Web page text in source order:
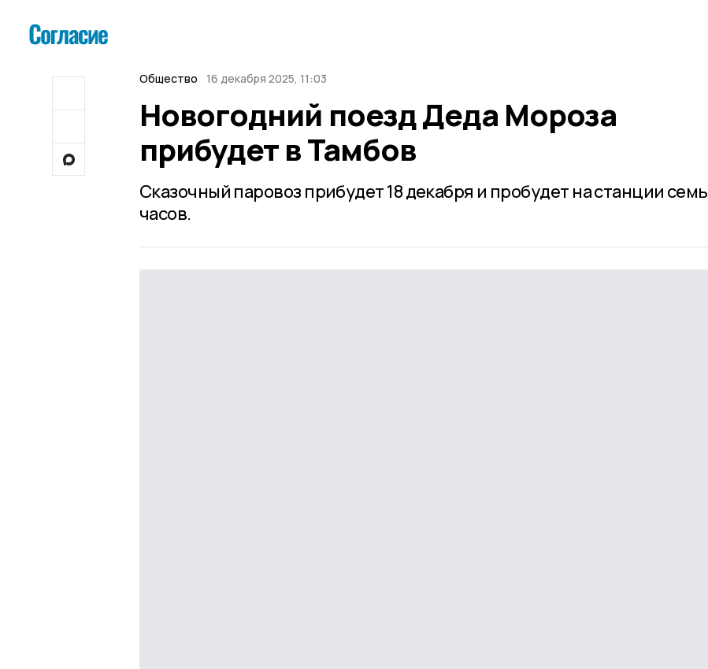
Общество 16 декабря 2025, 11:03
Новогодний поезд Деда Мороза
прибудет в Тамбов
Сказочный паровоз прибудет 18 декабря и пробудет на станции семь
часов.